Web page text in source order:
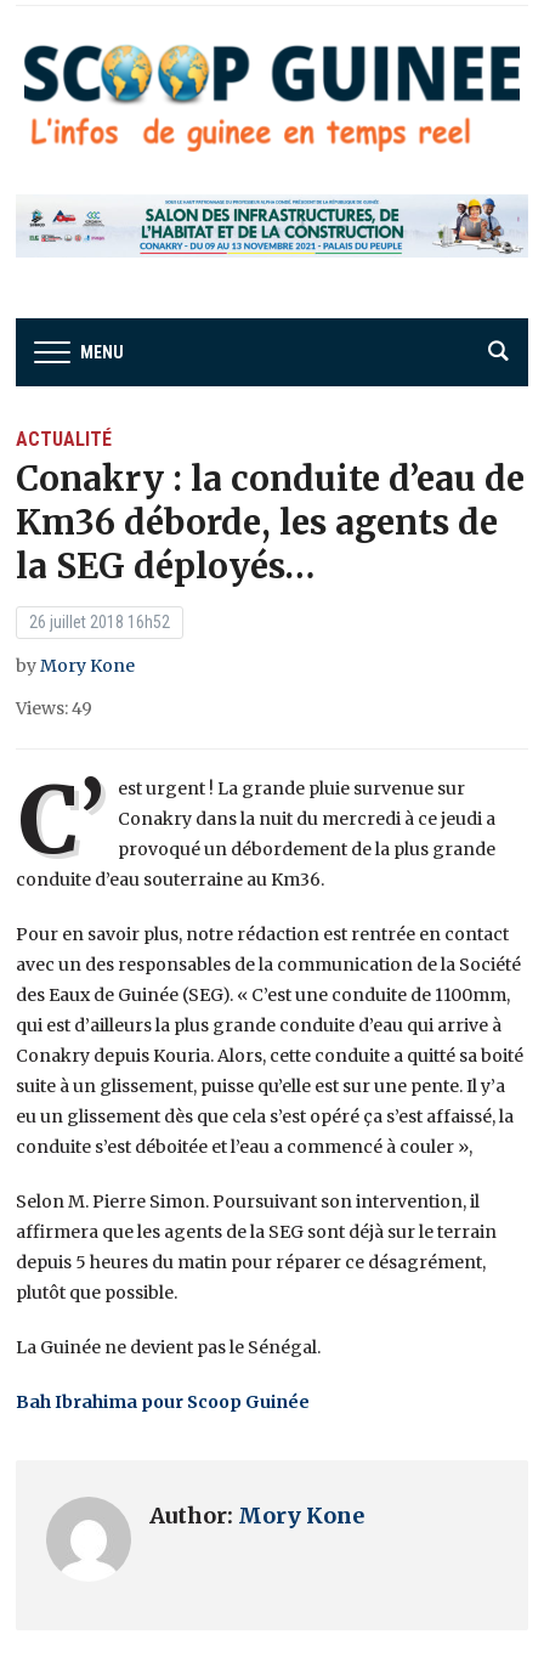
MENU
ACTUALITÉ
Conakry : la conduite d’eau de
Km36 déborde, les agents de
la SEG déployés…
26 juillet 2018 16h52
byMory Kone
Views: 49
C’
est urgent ! La grande pluie survenue sur
Conakry dans la nuit du mercredi à ce jeudi a
provoqué un débordement de la plus grande
conduite d’eau souterraine au Km36.
Pour en savoir plus, notre rédaction est rentrée en contact
avec un des responsables de la communication de la Société
des Eaux de Guinée (SEG). « C’est une conduite de 1100mm,
qui est d’ailleurs la plus grande conduite d’eau qui arrive à
Conakry depuis Kouria. Alors, cette conduite a quitté sa boité
suite à un glissement, puisse qu’elle est sur une pente. Il y’a
eu un glissement dès que cela s’est opéré ça s’est affaissé, la
conduite s’est déboitée et l’eau a commencé à couler »,
Selon M. Pierre Simon. Poursuivant son intervention, il
affirmera que les agents de la SEG sont déjà sur le terrain
depuis 5 heures du matin pour réparer ce désagrément,
plutôt que possible.
La Guinée ne devient pas le Sénégal.
Bah Ibrahima pour Scoop Guinée
Author: Mory Kone